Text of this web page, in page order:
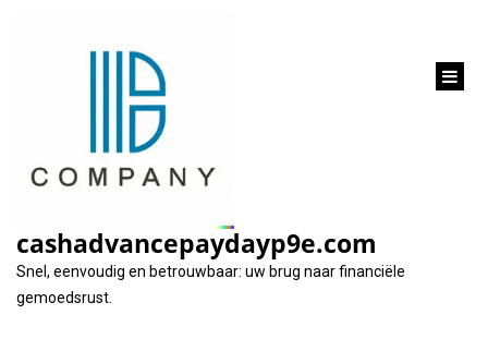
cashadvancepaydayp9e.com
Snel, eenvoudig en betrouwbaar: uw brug naar financiële
gemoedsrust.
Tag: